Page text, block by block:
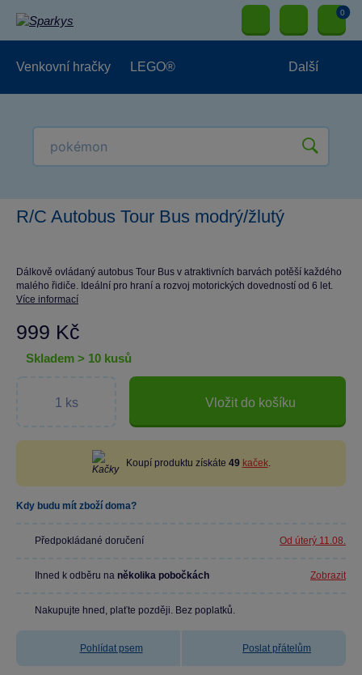
0
Venkovní hračky LEGO® Další
R/C Autobus Tour Bus modrý/žlutý
Dálkově ovládaný autobus Tour Bus v atraktivních barvách potěší každého
malého řidiče. Ideální pro hraní a rozvoj motorických dovedností od 6 let.
Více informací
999 Kč
skladem > 10 kusů
Vložit do košíku
Koupí produktu získáte 49 kaček.
Kdy budu mít zboží doma?
Předpokládané doručení Od úterý 11.08.
Ihned k odběru na několika pobočkách Zobrazit
Nakupujte hned, plaťte později. Bez poplatků.
Pohlídat psem Poslat přátelům